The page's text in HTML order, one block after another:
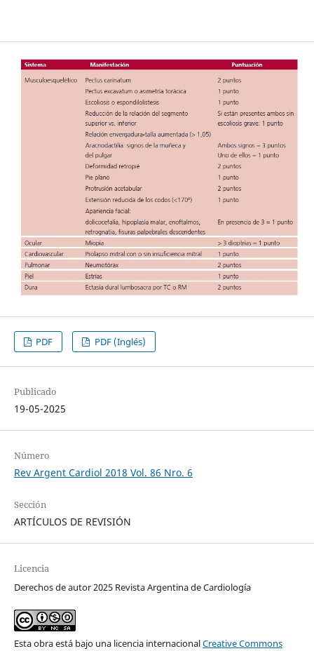
PDF PDF (Inglés)
Publicado
19-05-2025
Número
Rev Argent Cardiol 2018 Vol. 86 Nro. 6
Sección
ARTÍCULOS DE REVISIÓN
Licencia
Derechos de autor 2025 Revista Argentina de Cardiología
Esta obra está bajo una licencia internacionalCreative Commons